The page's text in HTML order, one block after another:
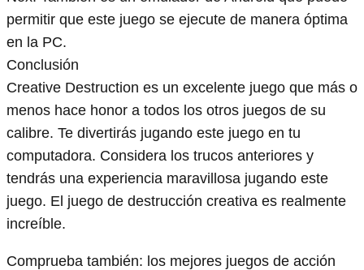
permitir que este juego se ejecute de manera óptima
en la PC.
Conclusión
Creative Destruction es un excelente juego que más o
menos hace honor a todos los otros juegos de su
calibre. Te divertirás jugando este juego en tu
computadora. Considera los trucos anteriores y
tendrás una experiencia maravillosa jugando este
juego. El juego de destrucción creativa es realmente
increíble.
Comprueba también: los mejores juegos de acción